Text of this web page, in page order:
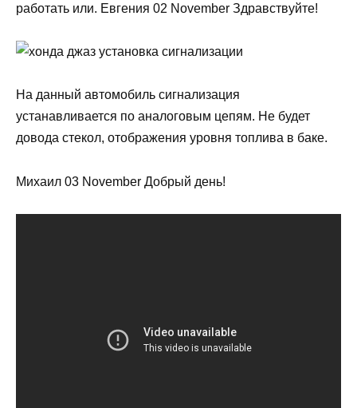
работать или. Евгения 02 November Здравствуйте!
На данный автомобиль сигнализация
устанавливается по аналоговым цепям. Не будет
довода стекол, отображения уровня топлива в баке.
Михаил 03 November Добрый день!